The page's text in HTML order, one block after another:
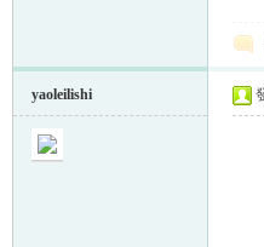
yaoleilishi